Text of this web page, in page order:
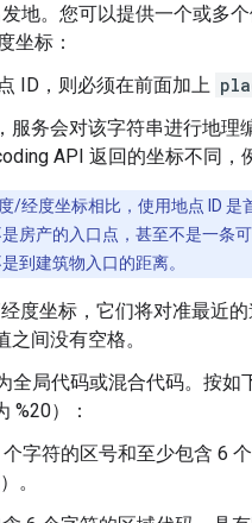
地。您可以提供一个或多
坐标：
ID，则必须在前面加上
服务会对该字符串进行地
API 返回的坐标不同，
/经度坐标相比，使用地点 ID
房产的入口点，甚至不是一条
到建筑物入口的距离。
度坐标，它们将对准最近
间没有空格。
全局代码或混合代码。按
%20）：
字符的区号和至少包含 6
）。